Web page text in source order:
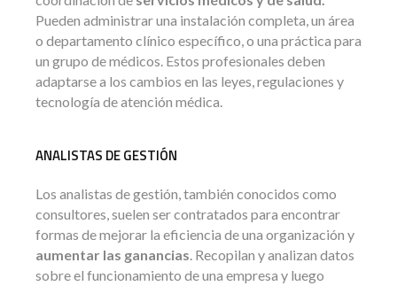
Pueden administrar una instalación completa, un área
o departamento clínico específico, o una práctica para
un grupo de médicos. Estos profesionales deben
adaptarse a los cambios en las leyes, regulaciones y
tecnología de atención médica.
ANALISTAS DE GESTIÓN
Los analistas de gestión, también conocidos como
consultores, suelen ser contratados para encontrar
formas de mejorar la eficiencia de una organización y
aumentar las ganancias. Recopilan y analizan datos
sobre el funcionamiento de una empresa y luego